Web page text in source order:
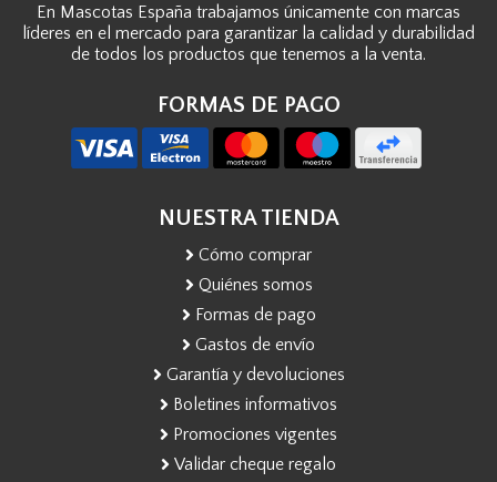
En Mascotas España trabajamos únicamente con marcas
líderes en el mercado para garantizar la calidad y durabilidad
de todos los productos que tenemos a la venta.
FORMAS DE PAGO
NUESTRA TIENDA
Cómo comprar
Quiénes somos
Formas de pago
Gastos de envío
Garantía y devoluciones
Boletines informativos
Promociones vigentes
Validar cheque regalo